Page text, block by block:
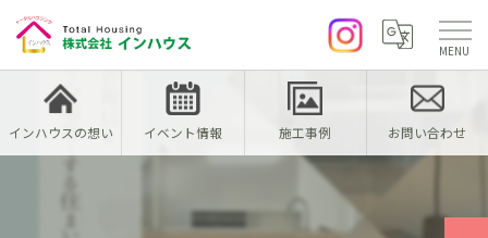
インハウスの想い イベント情報 施工事例 お問い合わせ